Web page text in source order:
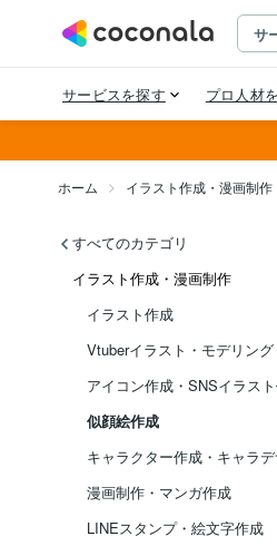
ホーム イラスト作成・漫画制作
すべてのカテゴリ
イラスト作成・漫画制作
イラスト作成
Vtuberイラスト・モデリング
アイコン作成・SNSイラス
似顔絵作成
キャラクター作成・キャラ
漫画制作・マンガ作成
LINEスタンプ・絵文字作成